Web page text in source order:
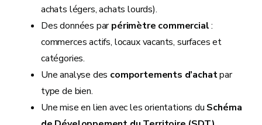
achats légers, achats lourds).
Des données parpérimètre commercial:
commerces actifs, locaux vacants, surfaces et
catégories.
Une analyse des comportements d’achatpar
type de bien.
Une mise en lien avec les orientations du Schéma